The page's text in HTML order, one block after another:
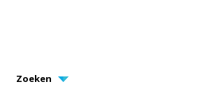
Zoeken